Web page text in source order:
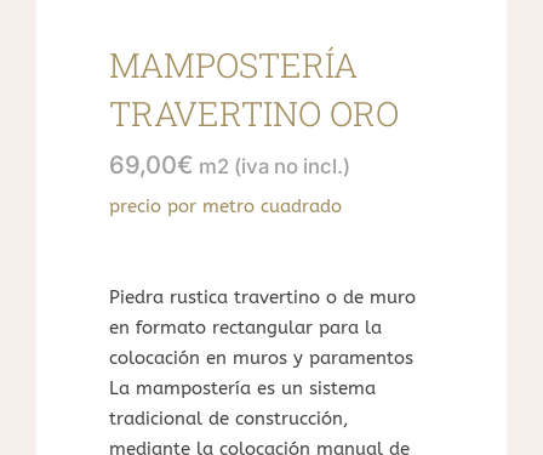
MAMPOSTERÍA
TRAVERTINO ORO
69,00€ m2 (iva no incl.)
precio por metro cuadrado
Piedra rustica travertino o de muro
en formato rectangular para la
colocación en muros y paramentos
La mampostería es un sistema
tradicional de construcción,
mediante la colocación manual de